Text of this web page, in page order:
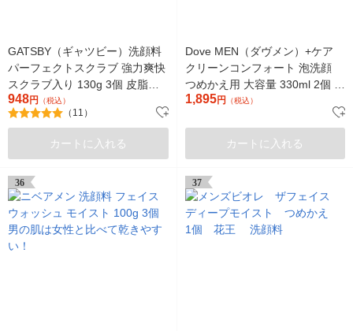
GATSBY（ギャツビー）洗顔料
パーフェクトスクラブ 強力爽快
スクラブ入り 130g 3個 皮脂・
角質・ニキビ マンダム
948円 （税込）
（11）
カートに入れる
Dove MEN（ダヴメン）+ケア
クリーンコンフォート 泡洗顔
つめかえ用 大容量 330ml 2個 ユ
ニリーバ
1,895円 （税込）
カートに入れる
36 37